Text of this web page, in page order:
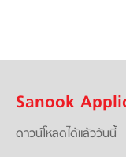
Sanook
ดาวน์โหลดได้แล้ววันนี้